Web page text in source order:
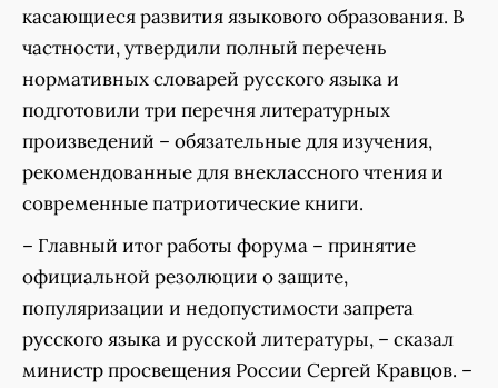
касающиеся развития языкового образования. В
частности, утвердили полный перечень
нормативных словарей русского языка и
подготовили три перечня литературных
произведений – обязательные для изучения,
рекомендованные для внеклассного чтения и
современные патриотические книги.
– Главный итог работы форума – принятие
официальной резолюции о защите,
популяризации и недопустимости запрета
русского языка и русской литературы, – сказал
министр просвещения России Сергей Кравцов. –